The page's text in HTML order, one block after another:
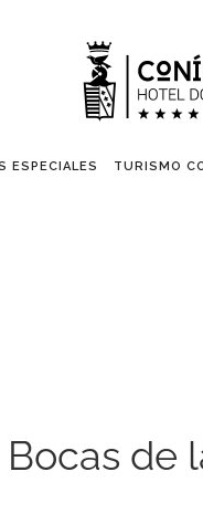
ESPECIALES TURISMO
de